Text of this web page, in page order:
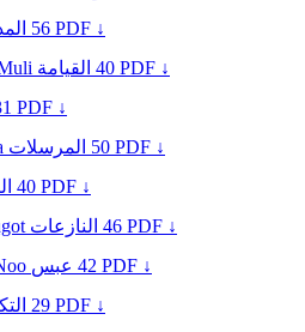
56 PDF ↓
القيامة 40 PDF ↓
PDF ↓
المرسلات 50 PDF ↓
40 PDF ↓
النازعات 46 PDF ↓
عبس 42 PDF ↓
29 PDF ↓